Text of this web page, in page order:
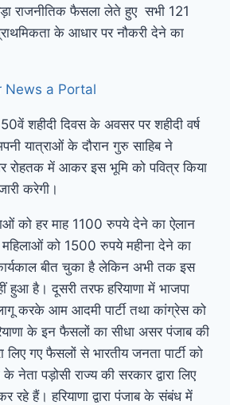
Modi’s
मोदी, इन
शामिल
राजनीतिक फैसला लेते हुए सभी 121
के आधार पर नौकरी देने का
शहीदी दिवस के अवसर पर शहीदी वर्ष
यात्राओं के दौरान गुरु साहिब ने
रोहतक में आकर इस भूमि को पवित्र किया
करेगी।
को हर माह 1100 रुपये देने का ऐलान
महिलाओं को 1500 रुपये महीना देने का
बीत चुका है लेकिन अभी तक इस
हुआ है। दूसरी तरफ हरियाणा में भाजपा
करके आम आदमी पार्टी तथा कांग्रेस को
के इन फैसलों का सीधा असर पंजाब की
लिए गए फैसलों से भारतीय जनता पार्टी को
पड़ोसी राज्य की सरकार द्वारा लिए
हैं। हरियाणा द्वारा पंजाब के संबंध में